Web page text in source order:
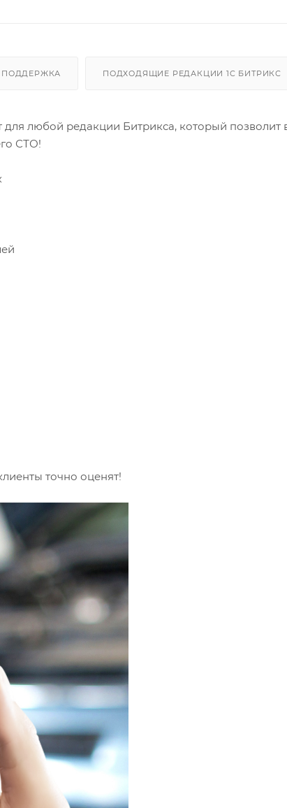
ПОДДЕРЖКА ПОДХОДЯЩИЕ РЕДАКЦИИ 1C БИТРИКС
любой редакции Битрикса, который позволит
СТО!
точно оценят!